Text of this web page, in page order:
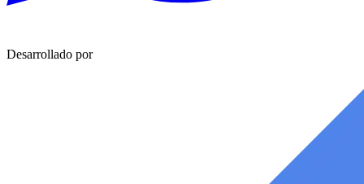
Desarrollado por